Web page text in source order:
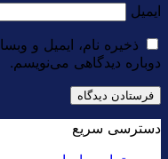
ایمیل
ذخیره نام، ایمیل و
دوباره دیدگاهی می‌نویسم.
دسترسی سریع